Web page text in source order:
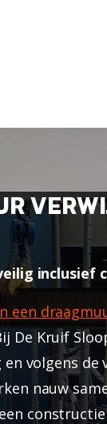
inclusief
een
De Kruif
en volgens
nauw